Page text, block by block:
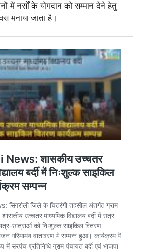
में नर्सों के योगदान को सम्मान देने हेतु
मनाया जाता है।